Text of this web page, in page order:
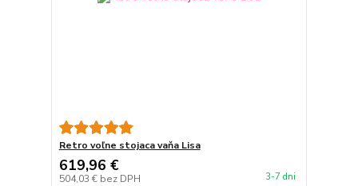
Retro voľne stojaca vaňa Lisa
619,96 €
504,03 € bez DPH 3-7 dni